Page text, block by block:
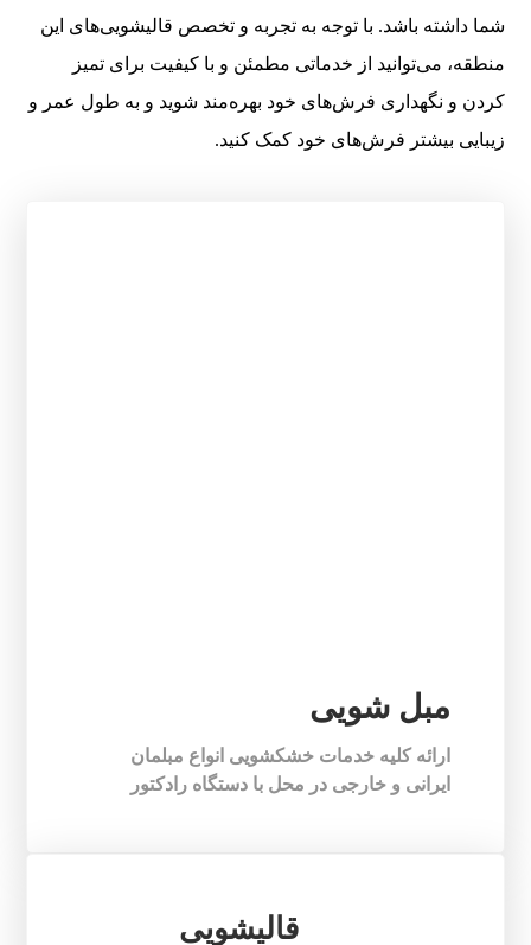
شما داشته باشد. با توجه به تجربه و تخصص قالیشویی‌های این
منطقه، می‌توانید از خدماتی مطمئن و با کیفیت برای تمیز
کردن و نگهداری فرش‌های خود بهره‌مند شوید و به طول عمر و
زیبایی بیشتر فرش‌های خود کمک کنید.
مبل شویی
ارائه کلیه خدمات خشکشویی انواع مبلمان
ایرانی و خارجی در محل با دستگاه رادکتور
قالیشویی